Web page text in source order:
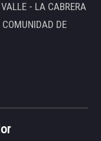
- LA CABRERA
DE